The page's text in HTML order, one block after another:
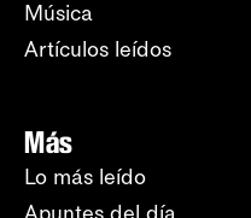
Música
Artículos leídos
Más
Lo más leído